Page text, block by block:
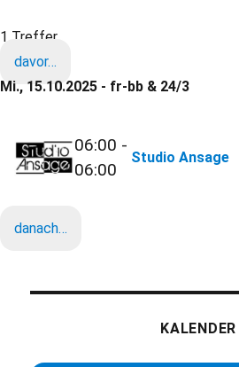
1 Treffer
davor…
Mi., 15.10.2025 - fr-bb & 24/3
06:00 -
06:00
Studio Ansage
danach…
KALENDER